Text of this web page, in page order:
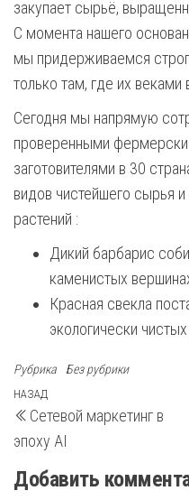
закупает сырьё,
С момента нашего
мы придерживаемся
только там, где их
Сегодня мы напрямую
проверенными
заготовителями в 30
видов чистейшего сырья
растений :
Дикий барбарис
каменистых
Красная свекла
экологически
Рубрика Без рубрики
Навигация
по
записям
Предыдущая
запись
НАЗАД
Сетевой маркетинг в
эпоху AI
Добавить